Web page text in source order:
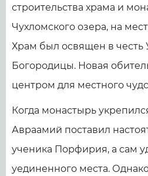
строительства храма и
Чухломского озера, на
Храм был освящен в честь
Богородицы. Новая
центром для местного
Когда монастырь
Авраамий поставил
ученика Порфирия, а сам
уединенного места.